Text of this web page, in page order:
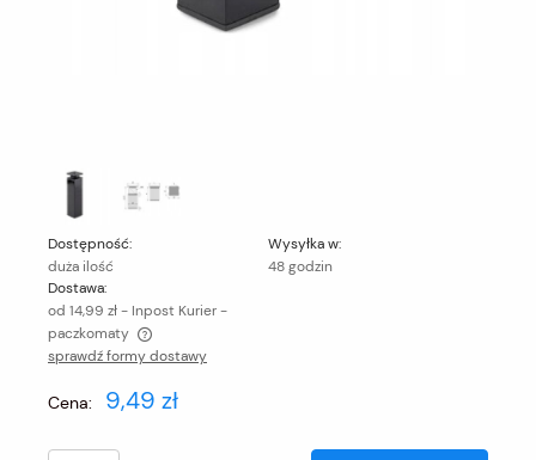
Dostępność:
duża ilość
Wysyłka w:
48 godzin
Dostawa:
od 14,99 zł- Inpost Kurier -
paczkomaty
Cena nie zawiera ewentualnych kosztów płatności
sprawdź formy dostawy
Cena: 9,49 zł